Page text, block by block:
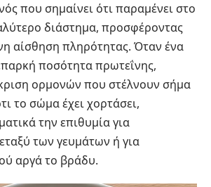
που σημαίνει ότι παραμένει στο
διάστημα, προσφέροντας
αίσθηση πληρότητας. Όταν ένα
ποσότητα πρωτεΐνης,
ορμονών που στέλνουν σήμα
το σώμα έχει χορτάσει,
την επιθυμία για
των γευμάτων ή για
αργά το βράδυ.